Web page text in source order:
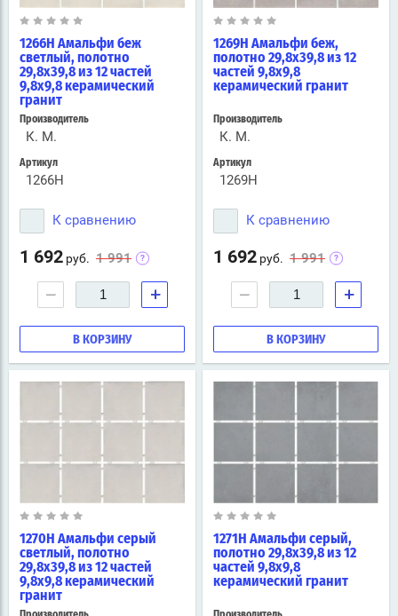
1266H Амальфи беж
светлый, полотно
29,8х39,8 из 12 частей
9,8х9,8 керамический
гранит
Производитель
К. М.
Артикул
1266H
К сравнению
1 991
1 692 руб.
− +
В КОРЗИНУ
1269H Амальфи беж,
полотно 29,8х39,8 из 12
частей 9,8х9,8
керамический гранит
Производитель
К. М.
Артикул
1269H
К сравнению
1 991
1 692 руб.
− +
В КОРЗИНУ
1270H Амальфи серый
светлый, полотно
29,8х39,8 из 12 частей
9,8х9,8 керамический
гранит
Производитель
1271H Амальфи серый,
полотно 29,8х39,8 из 12
частей 9,8х9,8
керамический гранит
Производитель